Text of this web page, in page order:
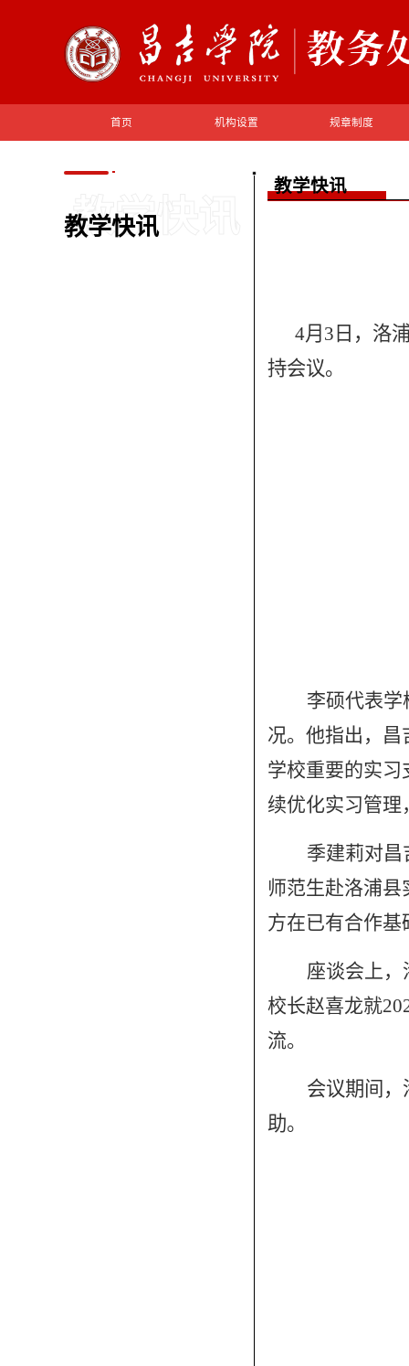
首页 机构设置 规章制度
教学快讯
教学快讯
教学快讯
4月3日，洛
持会议。
李硕代表
况。他指出，
学校重要的实
续优化实习管
季建莉对
师范生赴洛浦
方在已有合作
座谈会上
校长赵喜龙就
流。
会议期间
助。